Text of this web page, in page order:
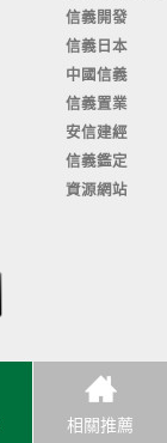
相關推薦
信義開發
信義日本
中國信義
信義置業
安信建經
信義鑑定
資源網站